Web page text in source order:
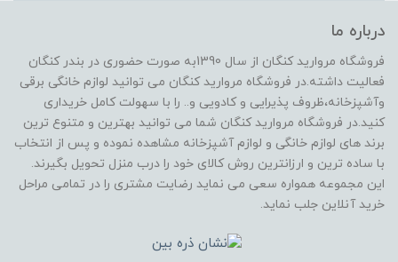
درباره ما
فروشگاه مروارید کنگان از سال 1390به صورت حضوری در بندر کنگان
فعالیت داشته.در فروشگاه مروارید کنگان می توانید لوازم خانگی برقی
وآشپزخانه،ظروف پذیرایی و کادویی و.. را با سهولت کامل خریداری
کنید.در فروشگاه مروارید کنگان شما می توانید بهترین و متنوع ترین
برند های لوازم خانگی و لوازم آشپزخانه مشاهده نموده و پس از انتخاب
با ساده ترین و ارزانترین روش کالای خود را درب منزل تحویل بگیرند.
این مجموعه همواره سعی می نماید رضایت مشتری را در تمامی مراحل
خرید آنلاین جلب نماید.